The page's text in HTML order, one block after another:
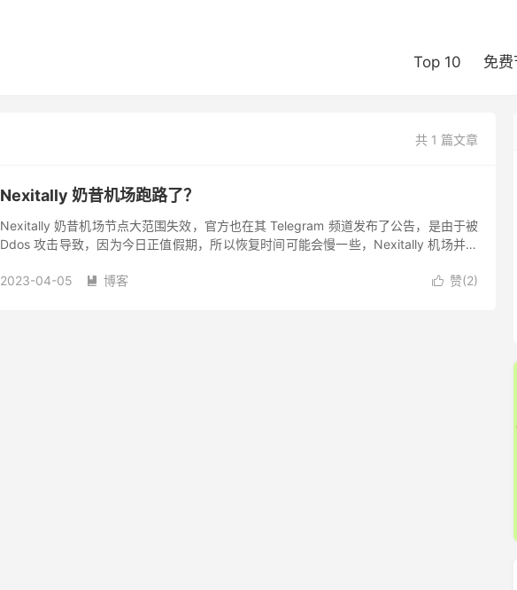
Top 10 免
共 1 篇文章
Nexitally 奶昔机场跑路了？
Nexitally 奶昔机场节点大范围失效，官方也在其 Telegram 频道发布了公告，是由于被
Ddos 攻击导致，因为今日正值假期，所以恢复时间可能会慢一些，Nexitally 机场并未
 赞(2)
2023-04-05  博客